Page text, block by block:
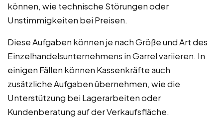
können, wie technische Störungen oder
Unstimmigkeiten bei Preisen.
Diese Aufgaben können je nach Größe und Art des
Einzelhandelsunternehmens in Garrel variieren. In
einigen Fällen können Kassenkräfte auch
zusätzliche Aufgaben übernehmen, wie die
Unterstützung bei Lagerarbeiten oder
Kundenberatung auf der Verkaufsfläche.